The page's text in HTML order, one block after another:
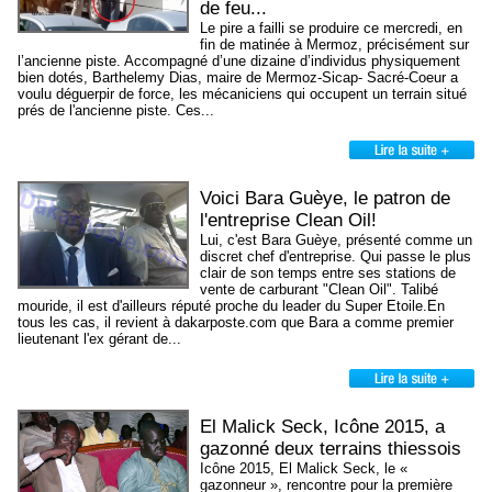
de feu...
Le pire a failli se produire ce mercredi, en
fin de matinée à Mermoz, précisément sur
l’ancienne piste. Accompagné d’une dizaine d’individus physiquement
bien dotés, Barthelemy Dias, maire de Mermoz-Sicap- Sacré-Coeur a
voulu déguerpir de force, les mécaniciens qui occupent un terrain situé
prés de l'ancienne piste. Ces...
Voici Bara Guèye, le patron de
l'entreprise Clean Oil!
Lui, c'est Bara Guèye, présenté comme un
discret chef d'entreprise. Qui passe le plus
clair de son temps entre ses stations de
vente de carburant "Clean Oil". Talibé
mouride, il est d'ailleurs réputé proche du leader du Super Etoile.En
tous les cas, il revient à dakarposte.com que Bara a comme premier
lieutenant l'ex gérant de...
El Malick Seck, Icône 2015, a
gazonné deux terrains thiessois
Icône 2015, El Malick Seck, le «
gazonneur », rencontre pour la première